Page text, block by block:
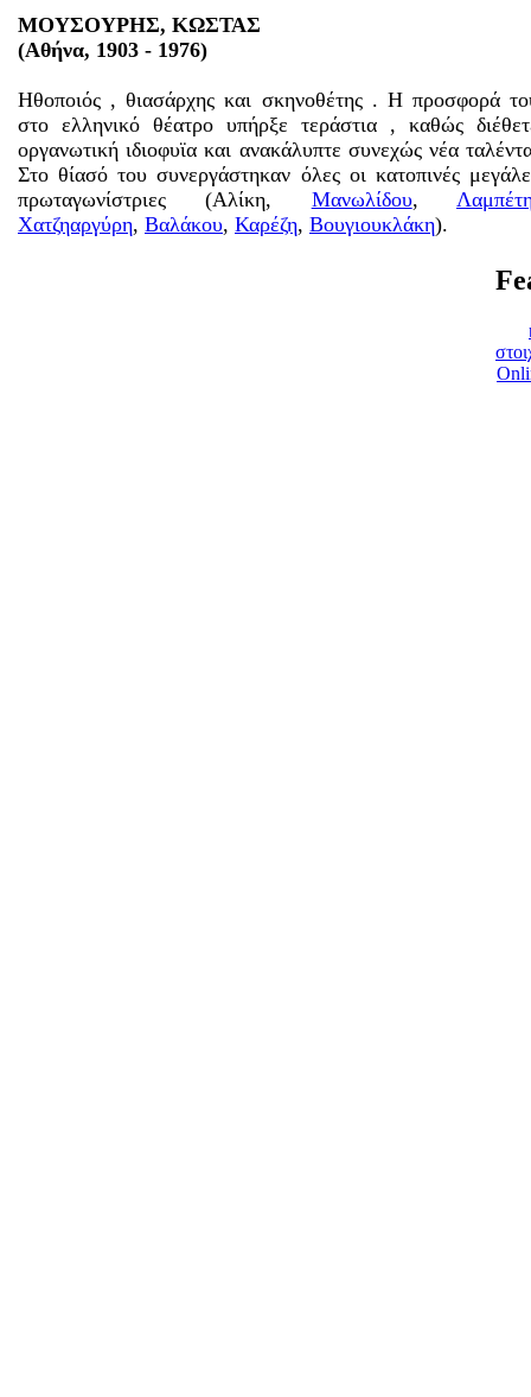
ΜΟΥΣΟΥΡΗΣ, ΚΩΣΤΑΣ
(Αθήνα, 1903 - 1976)
Ηθοποιός , θιασάρχης και σκηνοθέτης . Η προσφορά
στο ελληνικό θέατρο υπήρξε τεράστια , καθώς
οργανωτική ιδιοφυϊα και ανακάλυπτε συνεχώς νέα
Στο θίασό του συνεργάστηκαν όλες οι κατοπινές
πρωταγωνίστριες (Αλίκη, Μανωλίδου,
Χατζηαργύρη, Βαλάκου, Καρέζη, Βουγιουκλάκη).